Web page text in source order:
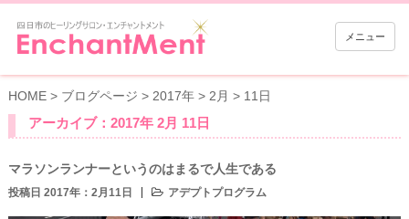
メニュー
HOME> ブログページ > 2017年> 2月 > 11日
アーカイブ：2017年 2月 11日
マラソンランナーというのはまるで人生である
投稿日 2017年：2月11日 アデプトプログラム